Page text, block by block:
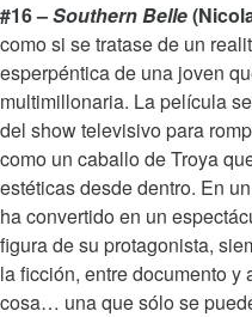
#16 –Southern Belle
como si se tratase de un
esperpéntica de una joven
multimillonaria. La película
del show televisivo para
como un caballo de Troya
estéticas desde dentro. En
ha convertido en un
figura de su protagonista,
la ficción, entre documento y
cosa… una que sólo se